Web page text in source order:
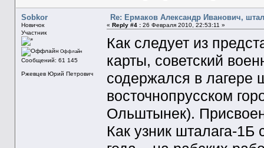
Sobkor
Новичок
Участник
Оффлайн
Сообщений: 61 145
Ржевцев Юрий Петрович
Re: Ермаков Александр Иванович,
« Reply #4 :26 Февраля 2010, 22:53:11 »
Как следует из
карты, советский
содержался в лагере
восточнопрусском
Ольштынек).
Как узник шталага-1Б